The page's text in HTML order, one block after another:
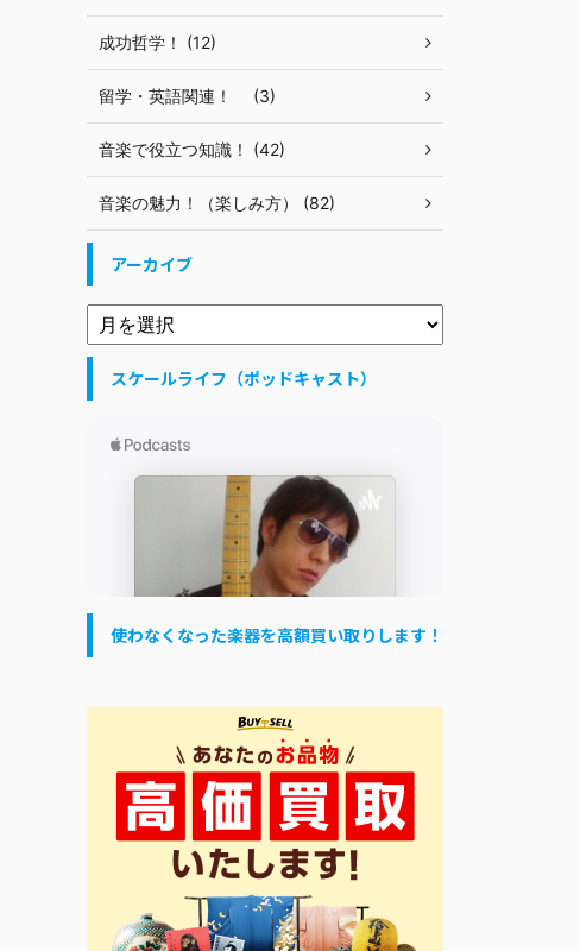
成功哲学！ (12)
留学・英語関連！ (3)
音楽で役立つ知識！ (42)
音楽の魅力！（楽しみ方） (82)
アーカイブ
スケールライフ（ポッドキャスト）
使わなくなった楽器を高額買い取りします！